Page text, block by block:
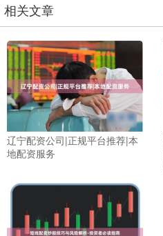
相关文章
辽宁配资公司|正规平台推荐|本
地配资服务